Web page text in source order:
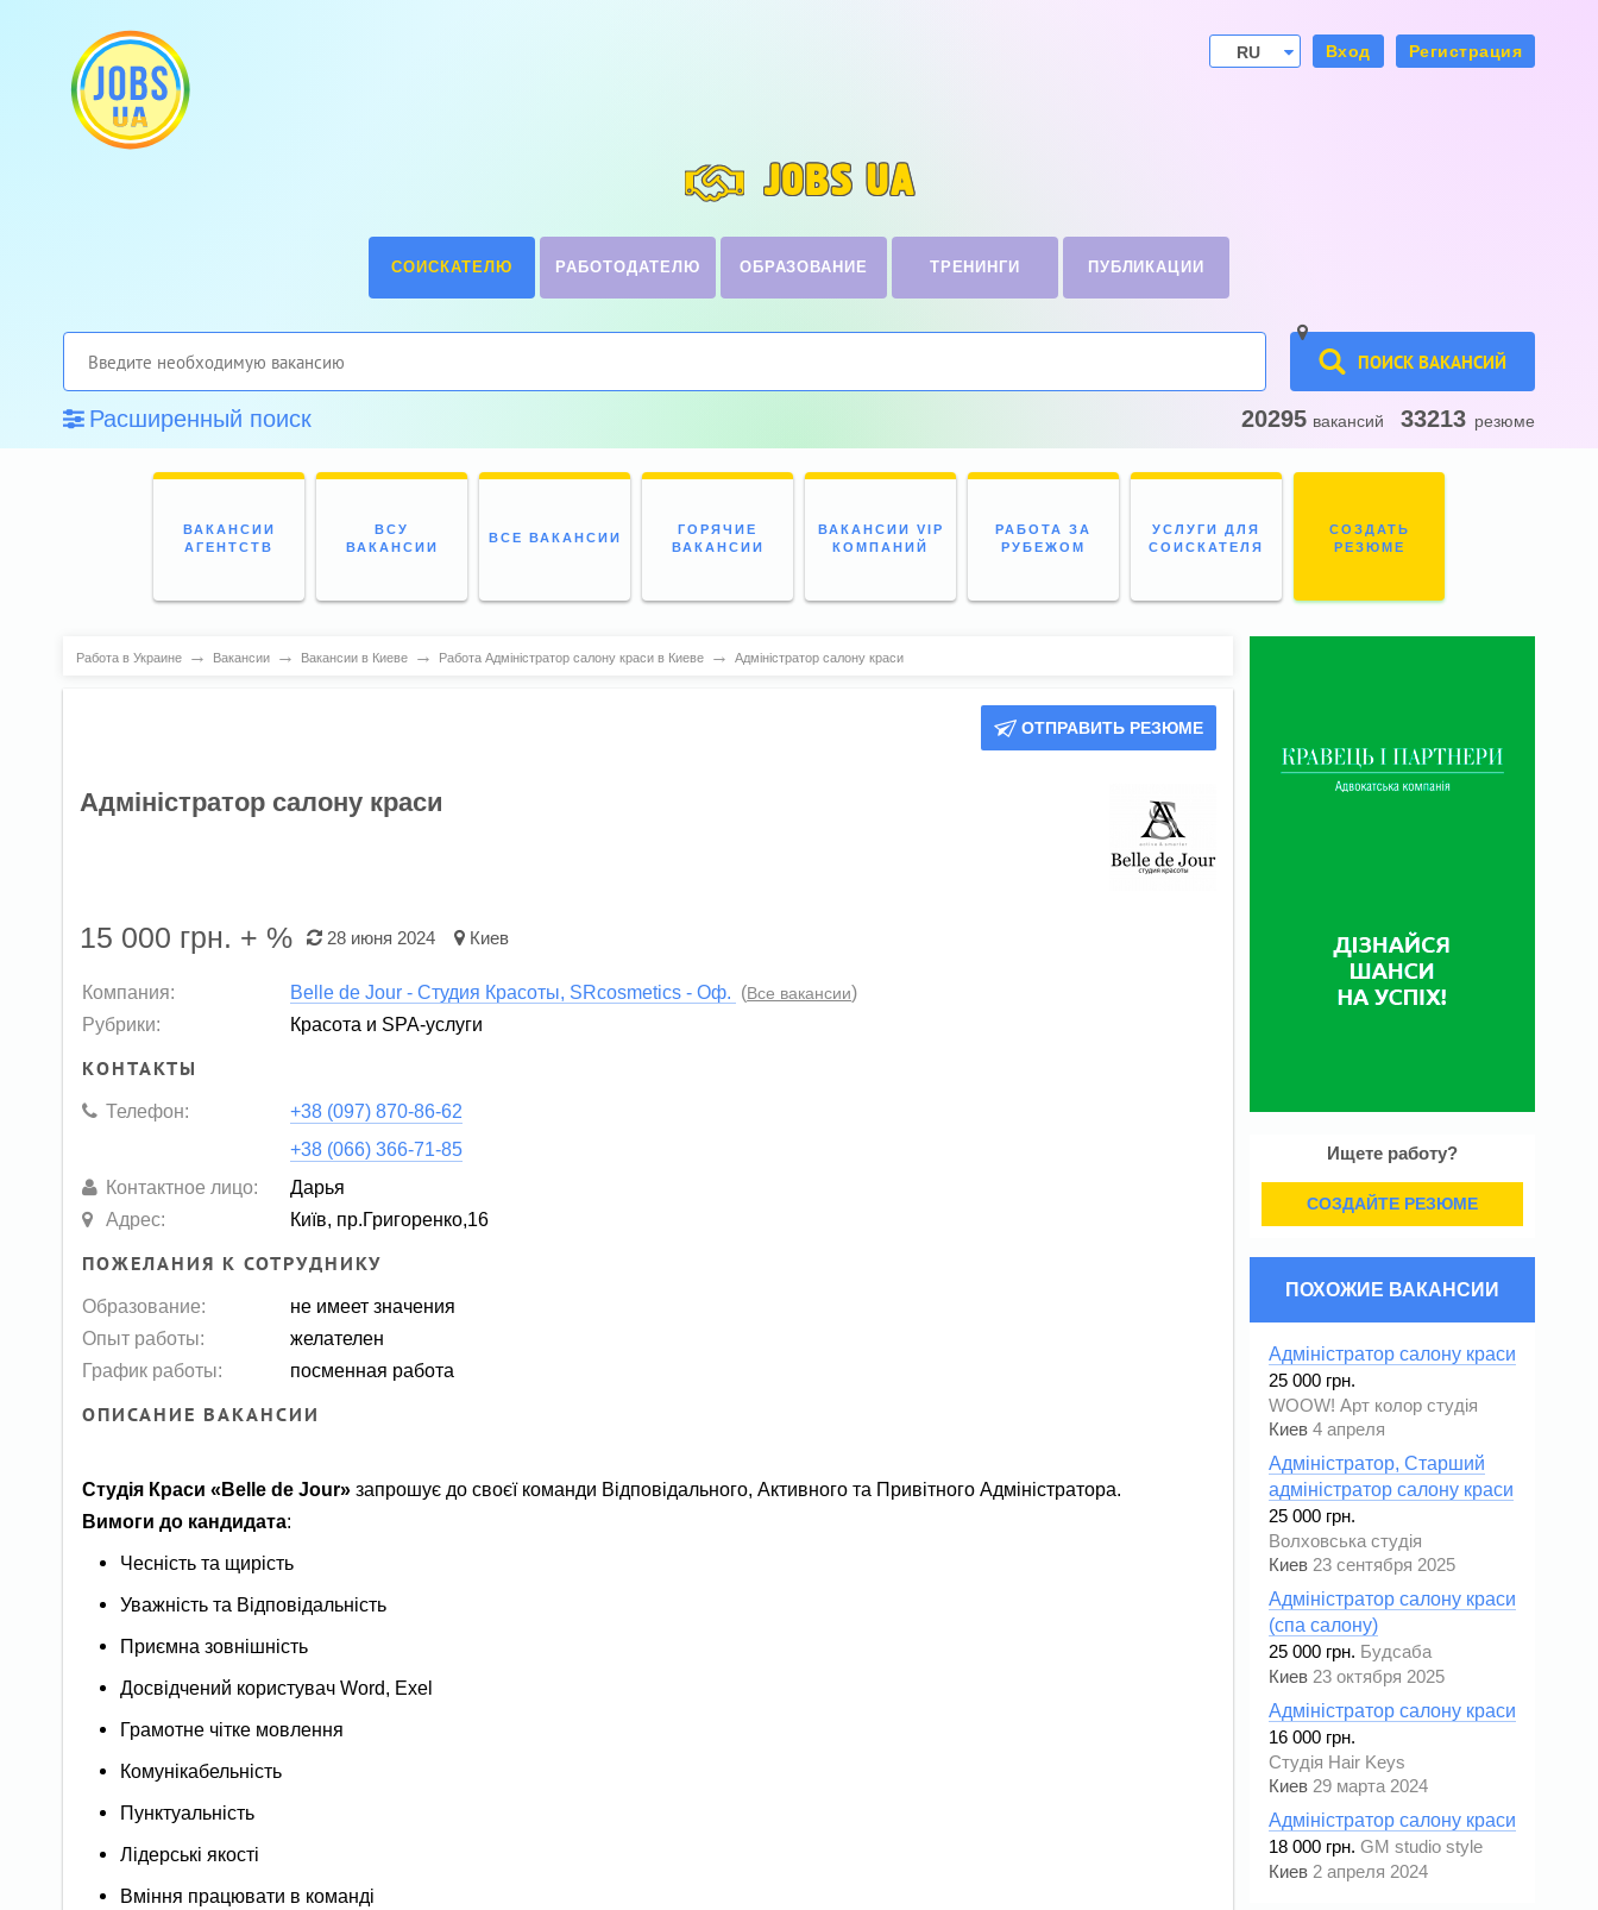
RU
Вход Регистрация
JOBS UA
СОИСКАТЕЛЮ РАБОТОДАТЕЛЮ ОБРАЗОВАНИЕ ТРЕНИНГИ ПУБЛИКАЦИИ
ПОИСК ВАКАНСИЙ
Расширенный поиск 20295 вакансий 33213 резюме
ВАКАНСИИ
АГЕНТСТВ
ВСУ
ВАКАНСИИ
ВСЕ ВАКАНСИИ
ГОРЯЧИЕ
ВАКАНСИИ
ВАКАНСИИ VIP
КОМПАНИЙ
РАБОТА ЗА
РУБЕЖОМ
УСЛУГИ ДЛЯ
СОИСКАТЕЛЯ
СОЗДАТЬ
РЕЗЮМЕ
Работа в Украине → Вакансии → Вакансии в Киеве → Работа Адміністратор салону краси в Киеве → Адміністратор салону краси
ОТПРАВИТЬ РЕЗЮМЕ
Адміністратор салону краси
15 000 грн. + % 28 июня 2024 Киев
Компания: Belle de Jour - Студия Красоты, SRcosmetics - Оф. (Все вакансии)
Рубрики:
Красота и SPA-услуги
КОНТАКТЫ
Телефон:
+38 (097) 870-86-62
+38 (066) 366-71-85
Контактное лицо:
Дарья
Адрес:
Київ, пр.Григоренко,16
ПОЖЕЛАНИЯ К СОТРУДНИКУ
Образование:
не имеет значения
Опыт работы:
желателен
График работы:
посменная работа
ОПИСАНИЕ ВАКАНСИИ
Студія Краси «Belle de Jour»запрошує до своєї команди Відповідального, Активного та Привітного Адміністратора.
Вимоги до кандидата:
Чесність та щирість
Уважність та Відповідальність
Приємна зовнішність
Досвідчений користувач Word, Exel
Грамотне чітке мовлення
Комунікабельність
Пунктуальність
Лідерські якості
Вміння працювати в команді
Ищете работу?
СОЗДАЙТЕ РЕЗЮМЕ
ПОХОЖИЕ ВАКАНСИИ
Адміністратор салону краси
25 000 грн.
WOOW! Арт колор студія
Киев 4 апреля
Адміністратор, Старший
адміністратор салону краси
25 000 грн.
Волховська студія
Киев 23 сентября 2025
Адміністратор салону краси
(спа салону)
25 000 грн. Будсаба
Киев 23 октября 2025
Адміністратор салону краси
16 000 грн.
Студія Hair Keys
Киев 29 марта 2024
Адміністратор салону краси
18 000 грн. GM studio style
Киев 2 апреля 2024